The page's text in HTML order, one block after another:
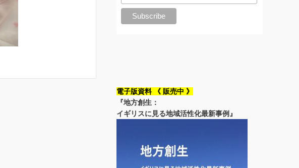
電子版資料 《 販売中 》
『地方創生：
イギリスに見る地域活性化最新事例』